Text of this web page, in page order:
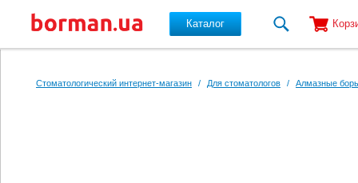
Каталог
Стоматологический интернет-магазин / Для стоматологов / Алмазные